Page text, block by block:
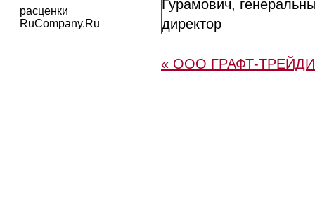
расценки
RuCompany.Ru
« ООО ГРАФТ-